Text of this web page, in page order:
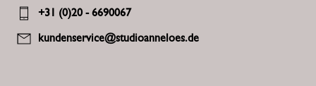
+31 (0)20 - 6690067
kundenservice@studioanneloes.de